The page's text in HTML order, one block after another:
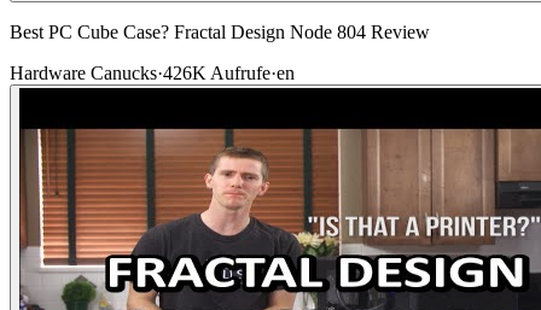
Best PC Cube Case? Fractal Design Node 804 Review
Hardware Canucks·426K Aufrufe·en